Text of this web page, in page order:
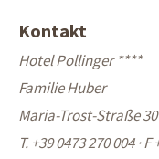
Kontakt
Hotel Pollinger ****
Familie Huber
Maria-Trost-Straße 30
T. +39 0473 270 004·F